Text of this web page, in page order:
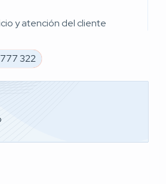
y atención del cliente
322